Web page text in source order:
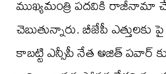
ముఖ్యమంత్రి పదవికి రాజీనామా
చెబుతున్నారు. బీజేపీ ఎత్తులకు పై
కాబట్టి ఎన్సీపీ నేత అజిత్ పవార్